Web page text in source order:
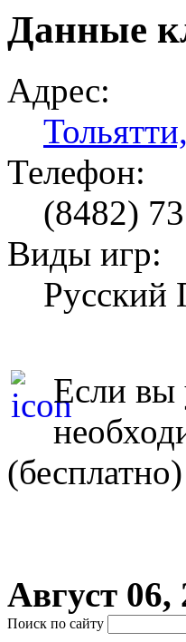
Данные
Адрес:
Телефон:
(8482)
Виды игр:
Русский
Если вы
Август 06,
Поиск по сайту